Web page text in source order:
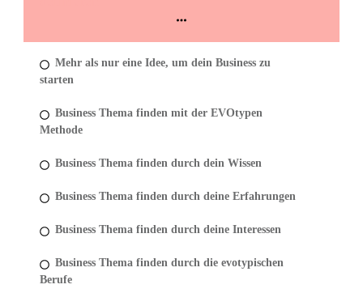
Mehr als nur eine Idee, um dein Business zu
starten
Business Thema finden mit der EVOtypen
Methode
Business Thema finden durch dein Wissen
Business Thema finden durch deine Erfahrungen
Business Thema finden durch deine Interessen
Business Thema finden durch die evotypischen
Berufe